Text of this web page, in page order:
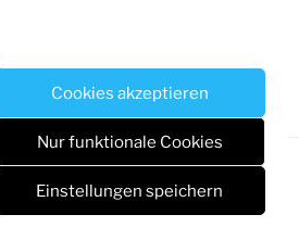
Cookies akzeptieren
Nur funktionale Cookies
Einstellungen speichern